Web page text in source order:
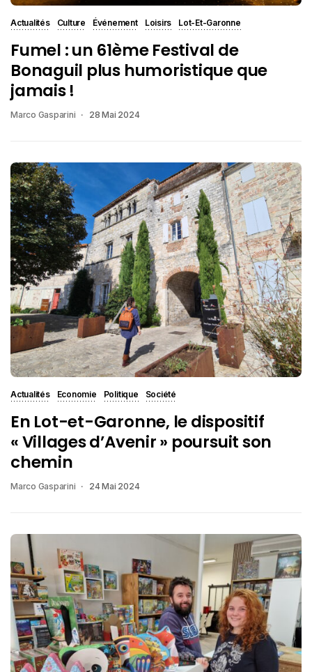
Actualités Culture Événement Loisirs Lot-Et-Garonne
Fumel : un 61ème Festival de
Bonaguil plus humoristique que
jamais !
Marco Gasparini 28 Mai 2024
Actualités Economie Politique Société
En Lot-et-Garonne, le dispositif
« Villages d’Avenir » poursuit son
chemin
Marco Gasparini 24 Mai 2024